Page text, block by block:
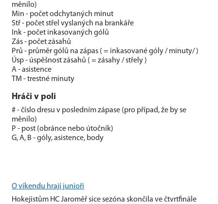
měnilo)
Min - počet odchytaných minut
Stř - počet střel vyslaných na brankáře
Ink - počet inkasovaných gólů
Zás - počet zásahů
Prů - průměr gólů na zápas ( = inkasované góly / minuty/ )
Úsp - úspěšnost zásahů ( = zásahy / střely )
A - asistence
TM - trestné minuty
Hráči v poli
# - číslo dresu v posledním zápase (pro případ, že by se
měnilo)
P - post (obránce nebo útočník)
G, A, B - góly, asistence, body
O víkendu hrají junioři
Hokejistům HC Jaroměř sice sezóna skončila ve čtvrtfinále